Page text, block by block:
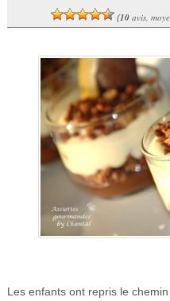
(10avis,
Les enfants ont repris le